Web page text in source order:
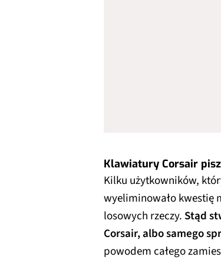
Klawiatury Corsair
Kilku użytkowników,
wyeliminowało kwestię
losowych rzeczy. Stąd
Corsair, albo samego
powodem całego